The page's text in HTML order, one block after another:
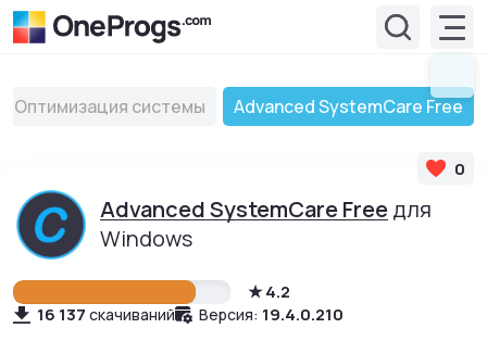
Оптимизация системы Advanced SystemCare Free
Advanced SystemCare Freeдля
Windows
0
4.2
16 137 скачиваний Версия: 19.4.0.210